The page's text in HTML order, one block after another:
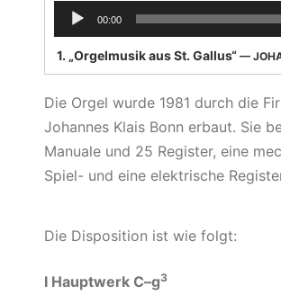
Audio-
Player
00:00
1. „Orgelmusik aus St. Gallus“ — JOHANN SEBASTIAN BACH (1685-1750) |
Die Orgel wurde 1981 durch die
Johannes Klais Bonn erbaut. Sie
Manuale und 25 Register, eine
Spiel- und eine elektrische
Die Disposition ist wie folgt:
I Hauptwerk C–g3